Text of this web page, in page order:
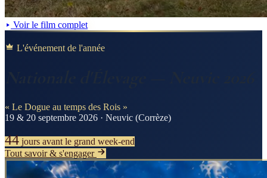
Voir le film complet
L'événement de l'année
« Le Dogue au temps des Rois »
19 & 20 septembre 2026 · Neuvic (Corrèze)
44 jours avant le grand week-end
Tout savoir & s'engager